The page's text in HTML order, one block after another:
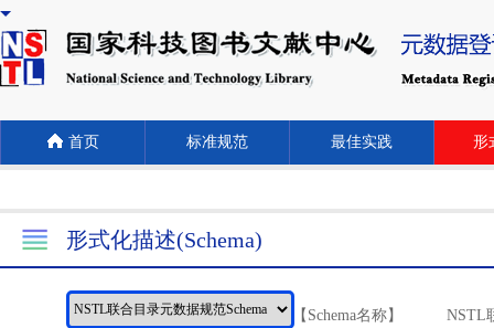
首页 标准规范 最佳实践 形
形式化描述(Schema)
【Schema名称】 NSTL